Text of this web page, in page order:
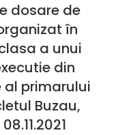
dosare de
în
a unui
din
primarului
Buzau,